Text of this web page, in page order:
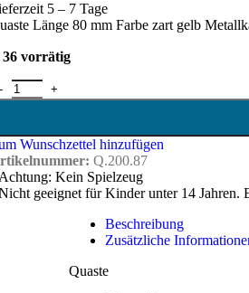
5 – 7 Tage
Länge 80 mm Farbe zart gelb
36 vorrätig
- zart gelb - 80 mm Menge
Wunschzettel hinzufügen
Q.200.87
Kein Spielzeug
geeignet für Kinder unter 14 Jahren.
Beschreibung
Zusätzliche
Quaste